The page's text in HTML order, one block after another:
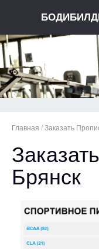
Главная / Заказать
Брянск